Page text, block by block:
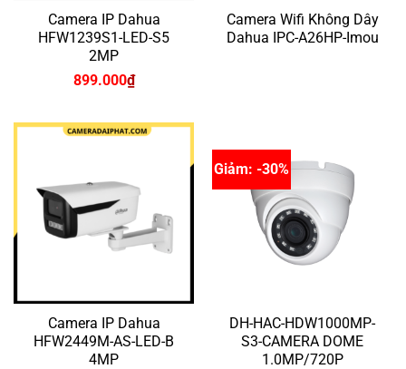
Camera IP Dahua
HFW1239S1-LED-S5
2MP
899.000₫
Camera Wifi Không Dây
Dahua IPC-A26HP-Imou
Camera IP Dahua
HFW2449M-AS-LED-B
4MP
Giảm: -30%
DH-HAC-HDW1000MP-
S3-CAMERA DOME
1.0MP/720P